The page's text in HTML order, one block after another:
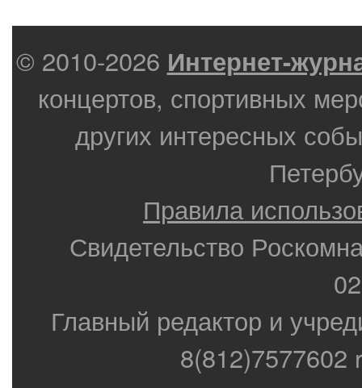
© 2010-2026 Интернет-
концертов, спортивных
других интересных
Правила
Свидетельство
Главный редактор и
8(812)7577602